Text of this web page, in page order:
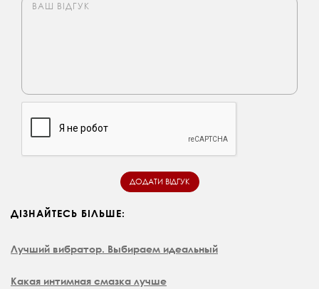
ДІЗНАЙТЕСЬ БІЛЬШЕ:
Лучший вибратор. Выбираем идеальный
Какая интимная смазка лучше